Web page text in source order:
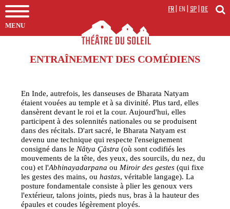
MENU
FR|EN|SP|DE
ENTRAÎNEMENT DES COMÉDIENS
En Inde, autrefois, les danseuses de Bharata Natyam
étaient vouées au temple et à sa divinité. Plus tard, elles
dansèrent devant le roi et la cour. Aujourd'hui, elles
participent à des solennités nationales ou se produisent
dans des récitals. D'art sacré, le Bharata Natyam est
devenu une technique qui respecte l'enseignement
consigné dans le Nâtya Çâstra (où sont codifiés les
mouvements de la tête, des yeux, des sourcils, du nez, du
cou) et l'Abhinayadarpana ou Miroir des gestes (qui fixe
les gestes des mains, ouhastas, véritable langage). La
posture fondamentale consiste à plier les genoux vers
l'extérieur, talons joints, pieds nus, bras à la hauteur des
épaules et coudes légèrement ployés.